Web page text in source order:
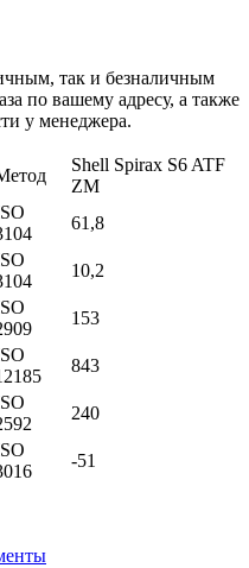
так и безналичным
по вашему адресу, а также
у менеджера.
Shell Spirax S6 ATF
ZM
61,8
10,2
153
843
240
-51